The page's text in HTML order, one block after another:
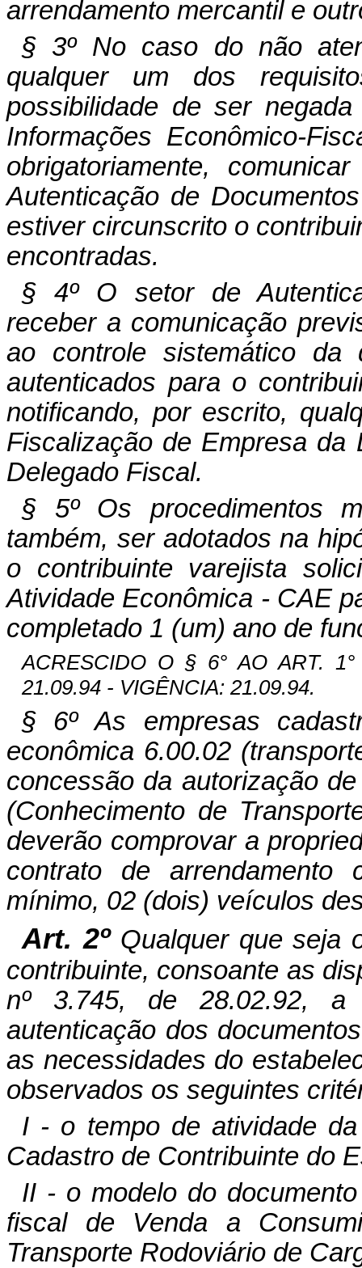
arrendamento mercantil e
§ 3º No caso do não
qualquer um dos
possibilidade de ser
Informações Econômico-
obrigatoriamente,
Autenticação de
estiver circunscrito o
encontradas.
§ 4º O setor de
receber a comunicação
ao controle sistemático da
autenticados para o
notificando, por escrito,
Fiscalização de Empresa da
Delegado Fiscal.
§ 5º Os procedimentos
também, ser adotados na
o contribuinte varejista
Atividade Econômica - CAE
completado 1 (um) ano de
ACRESCIDO O § 6° AO ART.
21.09.94 - VIGÊNCIA: 21.09.94.
§ 6º As empresas
econômica 6.00.02
concessão da autorização
(Conhecimento de
deverão comprovar a
contrato de
mínimo, 02 (dois) veículos
Art. 2º Qualquer que seja
contribuinte, consoante as
nº 3.745, de 28.02.92, a
autenticação dos
as necessidades do
observados os seguintes
I - o tempo de atividade
Cadastro de Contribuinte do
II - o modelo do
fiscal de Venda a
Transporte Rodoviário de